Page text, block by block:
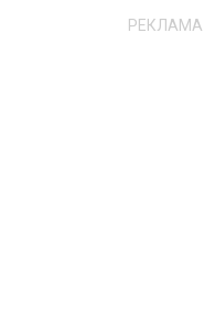
РЕКЛАМА